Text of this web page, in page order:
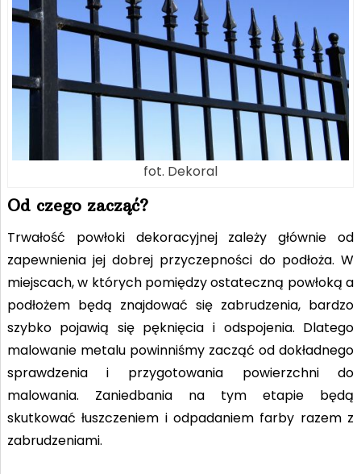
fot. Dekoral
Od czego zacząć?
Trwałość powłoki dekoracyjnej zależy głównie od
zapewnienia jej dobrej przyczepności do podłoża. W
miejscach, w których pomiędzy ostateczną powłoką a
podłożem będą znajdować się zabrudzenia, bardzo
szybko pojawią się pęknięcia i odspojenia. Dlatego
malowanie metalu powinniśmy zacząć od dokładnego
sprawdzenia i przygotowania powierzchni do
malowania. Zaniedbania na tym etapie będą
skutkować łuszczeniem i odpadaniem farby razem z
zabrudzeniami.